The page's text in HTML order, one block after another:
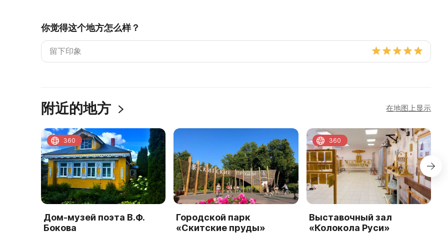
你觉得这个地方怎么样？
附近的地方 在地图上显示
Дом-музей поэта В.Ф.
Бокова
360
Городской парк
«Скитские пруды»
Выставочный зал
«Колокола Руси»
360